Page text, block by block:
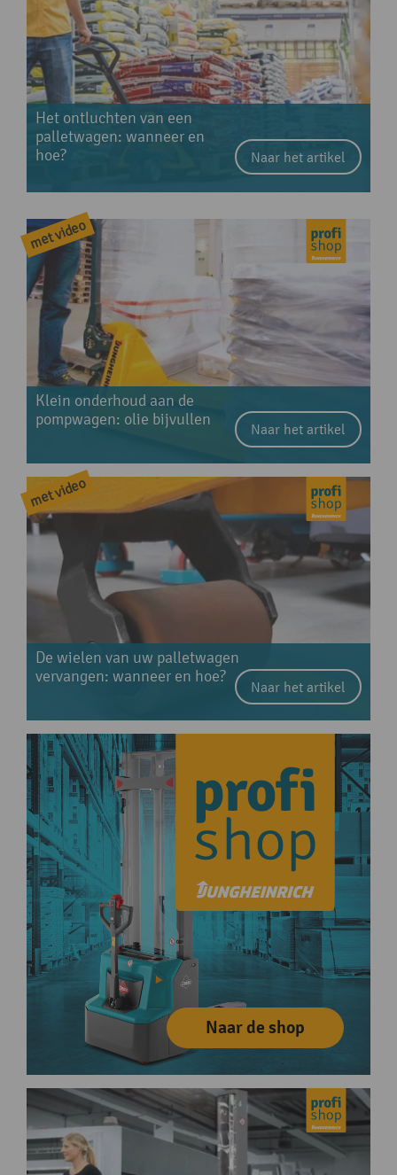
Het ontluchten van een
palletwagen: wanneer en
hoe?
Naar het artikel
Klein onderhoud aan de
pompwagen: olie bijvullen
Naar het artikel
De wielen van uw palletwagen
vervangen: wanneer en hoe?
Naar het artikel
Naar de shop